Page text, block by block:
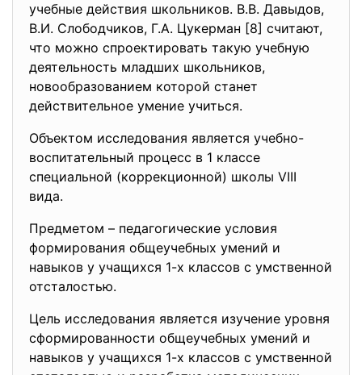
учебные действия школьников. В.В. Давыдов,
В.И. Слободчиков, Г.А. Цукерман [8] считают,
что можно спроектировать такую учебную
деятельность младших школьников,
новообразованием которой станет
действительное умение учиться.
Объектом исследования является учебно-
воспитательный процесс в 1 классе
специальной (коррекционной) школы VIII
вида.
Предметом – педагогические условия
формирования общеучебных умений и
навыков у учащихся 1-х классов с умственной
отсталостью.
Цель исследования является изучение уровня
сформированности общеучебных умений и
навыков у учащихся 1-х классов с умственной